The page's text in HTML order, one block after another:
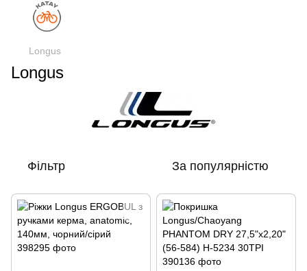
Longus
Longus
Фільтр За популярністю